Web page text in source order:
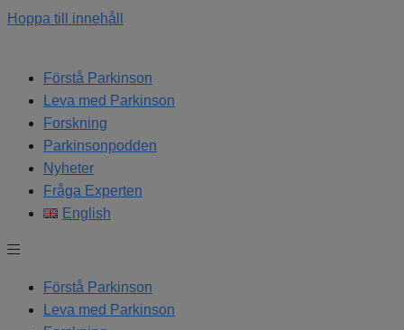
Hoppa till innehåll
Förstå Parkinson
Leva med Parkinson
Forskning
Parkinsonpodden
Nyheter
Fråga Experten
English
Förstå Parkinson
Leva med Parkinson